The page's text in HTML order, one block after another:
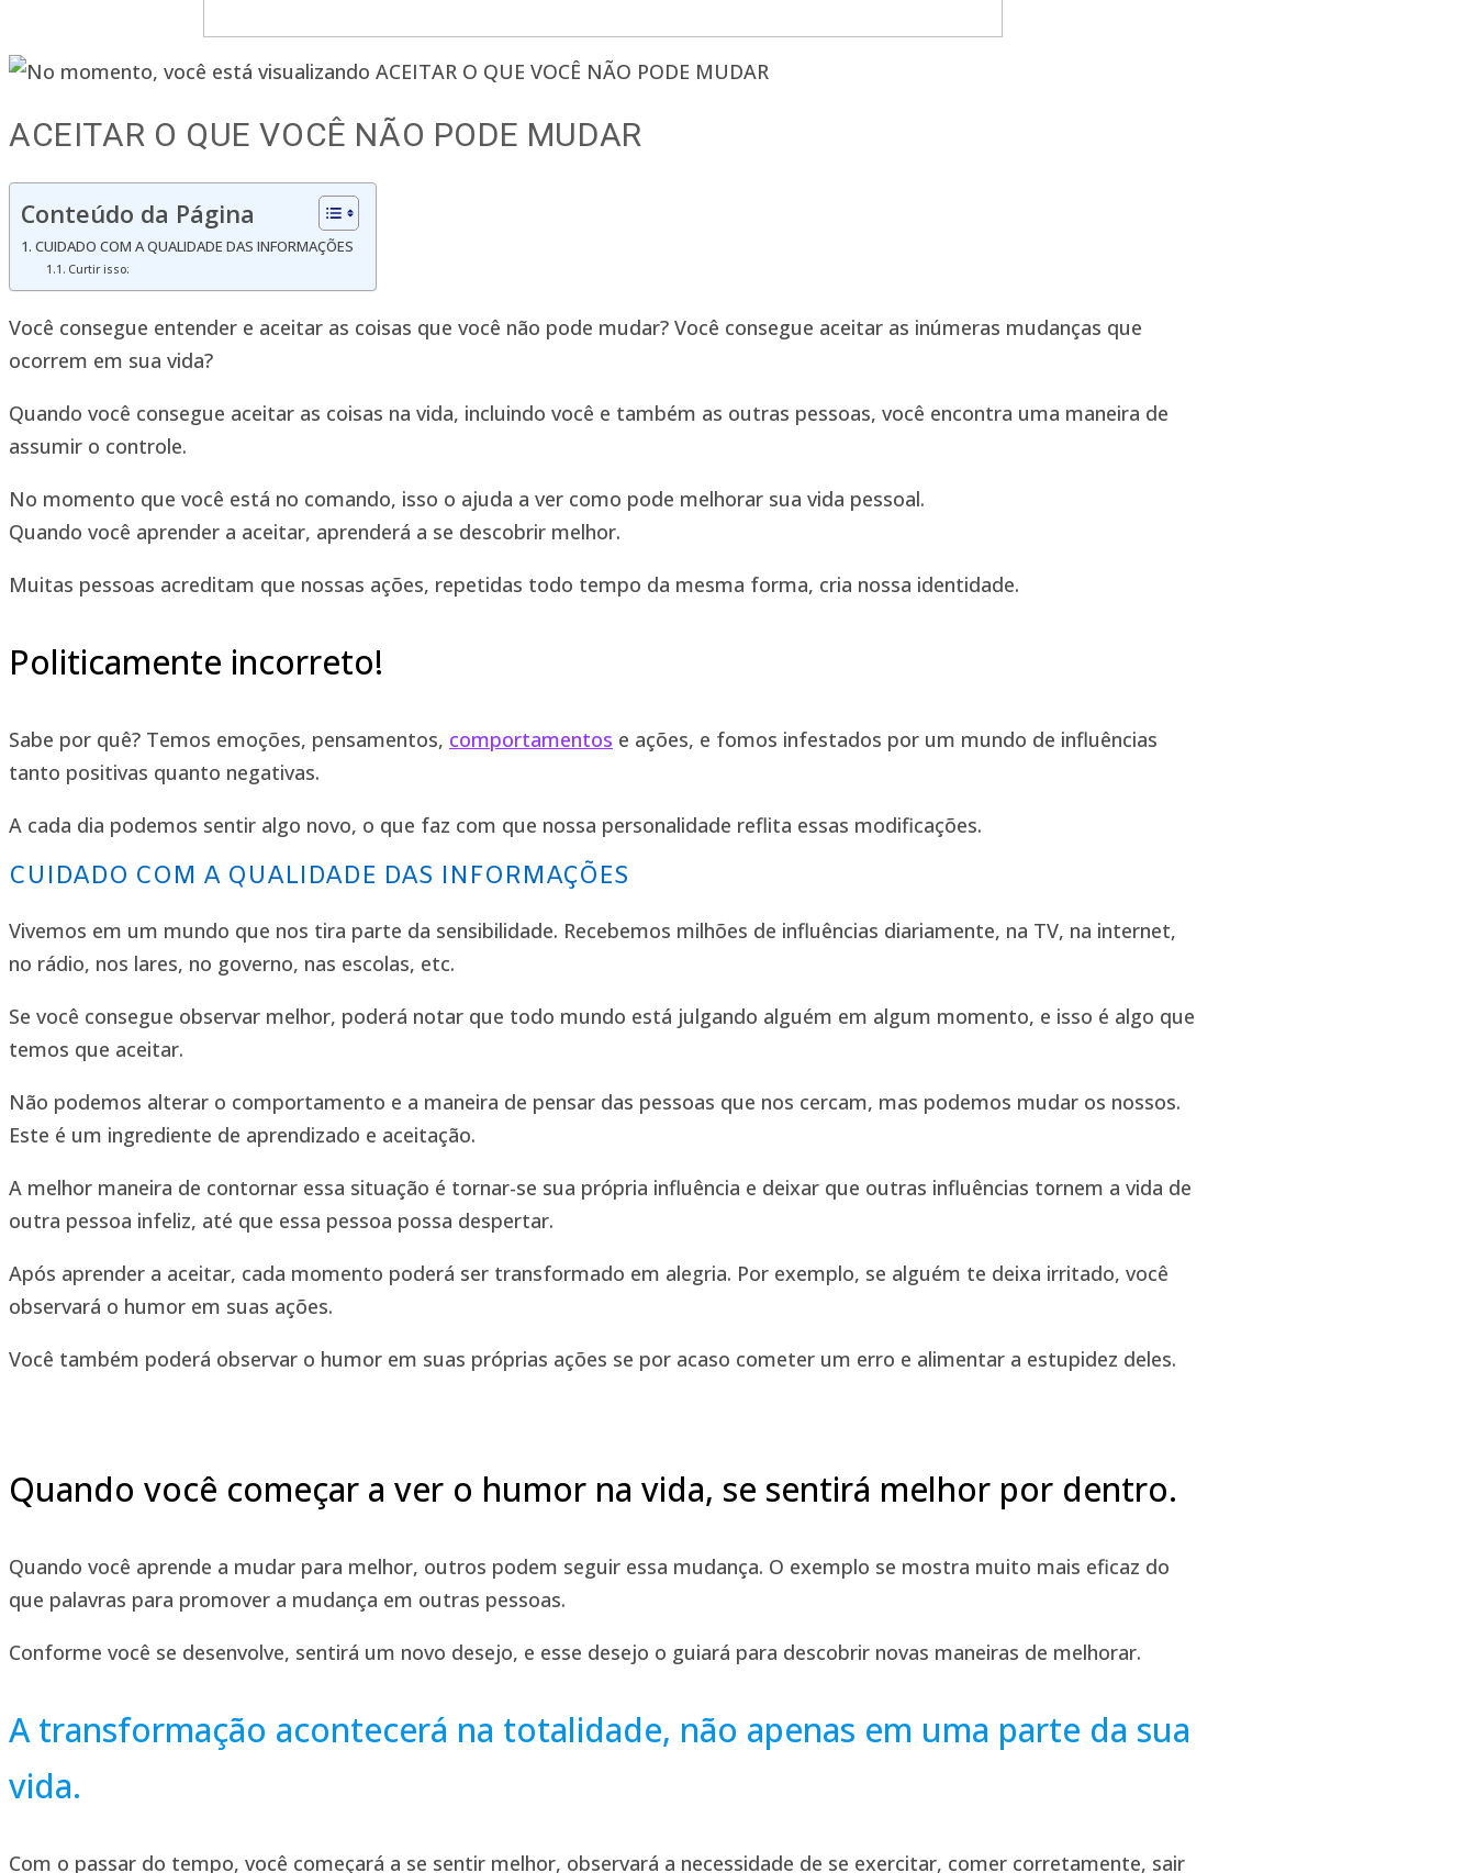
ACEITAR O QUE VOCÊ NÃO PODE MUDAR
Conteúdo da Página
CUIDADO COM A QUALIDADE DAS INFORMAÇÕES
Curtir isso:
Você consegue entender e aceitar as coisas que você não pode mudar? Você consegue aceitar as inúmeras mudanças que
ocorrem em sua vida?
Quando você consegue aceitar as coisas na vida, incluindo você e também as outras pessoas, você encontra uma maneira de
assumir o controle.
No momento que você está no comando, isso o ajuda a ver como pode melhorar sua vida pessoal.
Quando você aprender a aceitar, aprenderá a se descobrir melhor.
Muitas pessoas acreditam que nossas ações, repetidas todo tempo da mesma forma, cria nossa identidade.
Politicamente incorreto!
Sabe por quê? Temos emoções, pensamentos, comportamentos e ações, e fomos infestados por um mundo de influências
tanto positivas quanto negativas.
A cada dia podemos sentir algo novo, o que faz com que nossa personalidade reflita essas modificações.
CUIDADO COM A QUALIDADE DAS INFORMAÇÕES
Vivemos em um mundo que nos tira parte da sensibilidade. Recebemos milhões de influências diariamente, na TV, na internet,
no rádio, nos lares, no governo, nas escolas, etc.
Se você consegue observar melhor, poderá notar que todo mundo está julgando alguém em algum momento, e isso é algo que
temos que aceitar.
Não podemos alterar o comportamento e a maneira de pensar das pessoas que nos cercam, mas podemos mudar os nossos.
Este é um ingrediente de aprendizado e aceitação.
A melhor maneira de contornar essa situação é tornar-se sua própria influência e deixar que outras influências tornem a vida de
outra pessoa infeliz, até que essa pessoa possa despertar.
Após aprender a aceitar, cada momento poderá ser transformado em alegria. Por exemplo, se alguém te deixa irritado, você
observará o humor em suas ações.
Você também poderá observar o humor em suas próprias ações se por acaso cometer um erro e alimentar a estupidez deles.
Quando você começar a ver o humor na vida, se sentirá melhor por dentro.
Quando você aprende a mudar para melhor, outros podem seguir essa mudança. O exemplo se mostra muito mais eficaz do
que palavras para promover a mudança em outras pessoas.
Conforme você se desenvolve, sentirá um novo desejo, e esse desejo o guiará para descobrir novas maneiras de melhorar.
A transformação acontecerá na totalidade, não apenas em uma parte da sua
vida.
Com o passar do tempo, você começará a se sentir melhor, observará a necessidade de se exercitar, comer corretamente, sair